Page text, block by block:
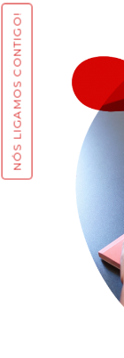
NÓS LIGAMOS CONTIGO!